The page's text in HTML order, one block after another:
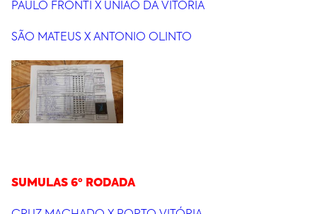
PAULO FRONTI X UNIÃO DA VITÓRIA
SÃO MATEUS X ANTONIO OLINTO
SUMULAS 6º RODADA